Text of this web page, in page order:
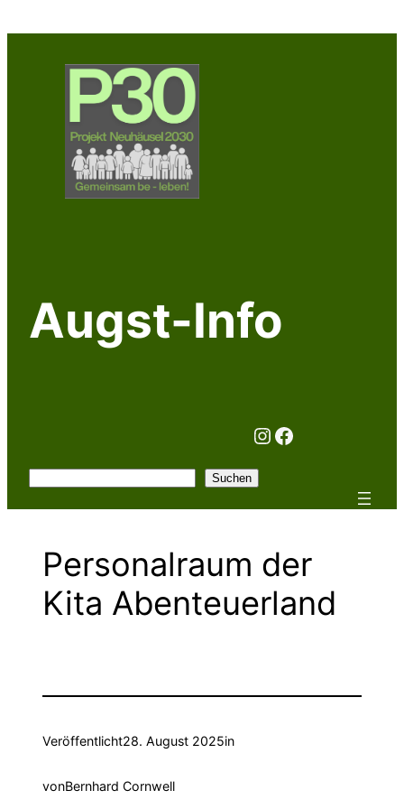
Inhalt
Augst-Info
Instagram
Facebook
Suchen
Personalraum der
Kita Abenteuerland
Veröffentlicht28. August 2025in
vonBernhard Cornwell